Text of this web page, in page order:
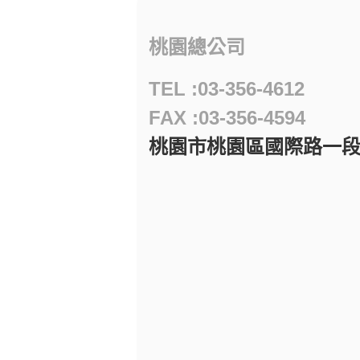
桃園總公司
TEL :03-356-4612
FAX :03-356-4594
桃園市桃園區國際路一